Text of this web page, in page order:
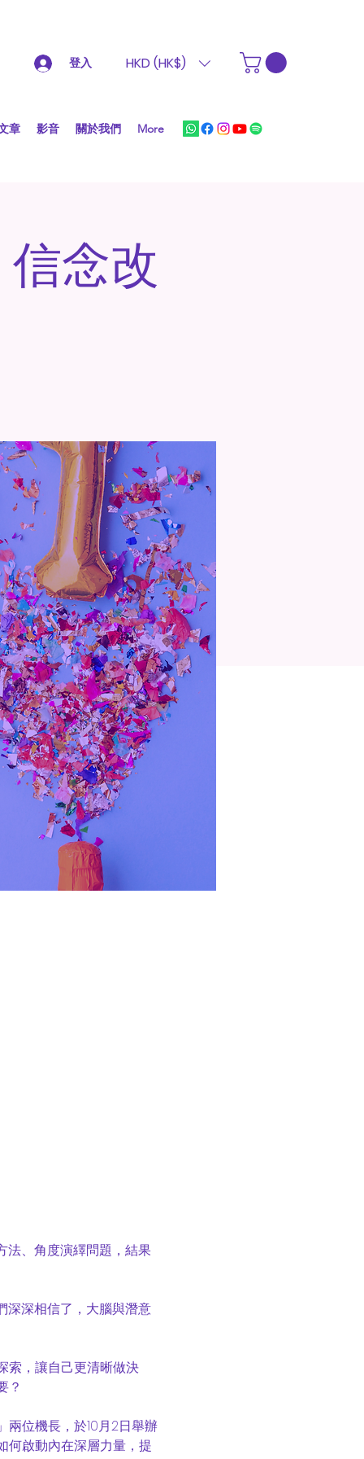
登入 HKD (HK$)
章 影音 關於我們 More
念改
法、角度演繹問題，結果
深深相信了，大腦與潛意
索，讓自己更清晰做決
？
位機長，於10月2日舉辦
何啟動內在深層力量，提